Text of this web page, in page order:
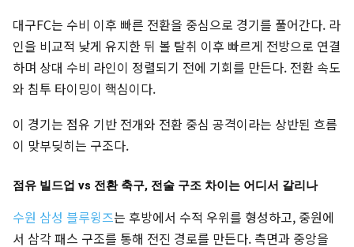
대구FC는 수비 이후 빠른 전환을 중심으로 경기를 풀어간다. 라
인을 비교적 낮게 유지한 뒤 볼 탈취 이후 빠르게 전방으로 연결
하며 상대 수비 라인이 정렬되기 전에 기회를 만든다. 전환 속도
와 침투 타이밍이 핵심이다.
이 경기는 점유 기반 전개와 전환 중심 공격이라는 상반된 흐름
이 맞부딪히는 구조다.
점유 빌드업 vs 전환 축구, 전술 구조 차이는 어디서 갈리나
수원 삼성 블루윙즈는 후방에서 수적 우위를 형성하고, 중원에
서 삼각 패스 구조를 통해 전진 경로를 만든다. 측면과 중앙을